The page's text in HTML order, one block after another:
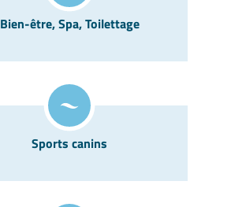
Bien-être, Spa, Toilettage
Sports canins